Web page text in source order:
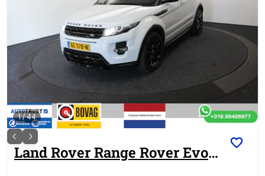
1/44
Land RoverRange Rover Evoque